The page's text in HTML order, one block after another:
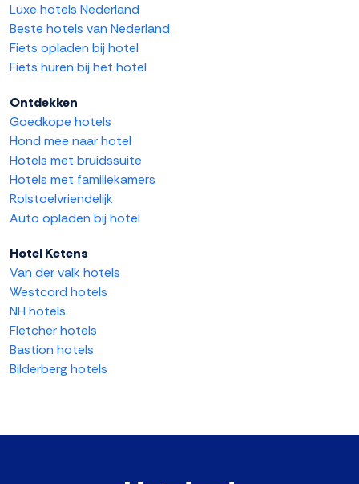
Luxe hotels Nederland
Beste hotels van Nederland
Fiets opladen bij hotel
Fiets huren bij het hotel
Ontdekken
Goedkope hotels
Hond mee naar hotel
Hotels met bruidssuite
Hotels met familiekamers
Rolstoelvriendelijk
Auto opladen bij hotel
Hotel Ketens
Van der valk hotels
Westcord hotels
NH hotels
Fletcher hotels
Bastion hotels
Bilderberg hotels